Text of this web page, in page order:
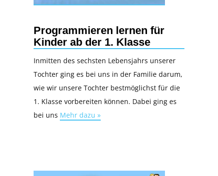
Programmieren lernen für
Kinder ab der 1. Klasse
Inmitten des sechsten Lebensjahrs unserer
Tochter ging es bei uns in der Familie darum,
wie wir unsere Tochter bestmöglichst für die
1. Klasse vorbereiten können. Dabei ging es
bei uns Mehr dazu »